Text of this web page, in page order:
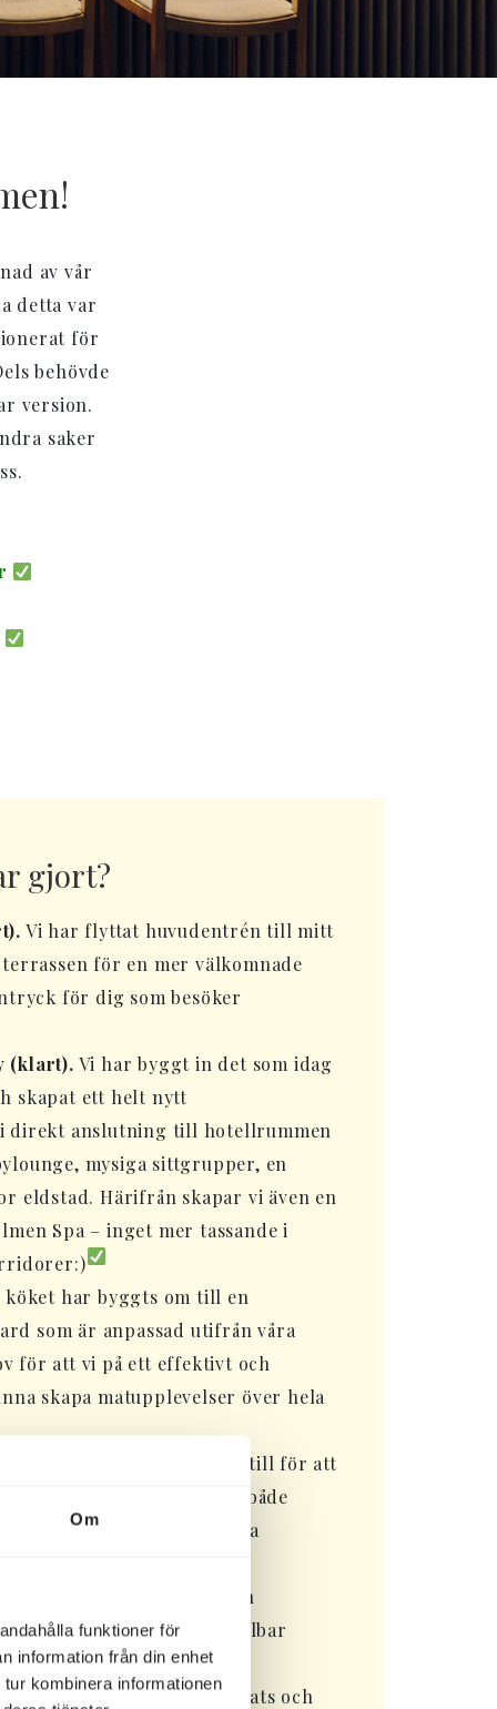
Om
funktioner för
information från din enhet
kombinera informationen
av vår
detta var
för
behövde
version.
saker
gjort?
Vi har flyttat huvudentrén till mitt
för en mer välkomnade
för dig som besöker
(klart). Vi har byggt in det som idag
skapat ett helt nytt
direkt anslutning till hotellrummen
mysiga sittgrupper, en
eldstad. Härifrån skapar vi även en
Spa – inget mer tassande i
köket har byggts om till en
som är anpassad utifrån våra
för att vi på ett effektivt och
skapa matupplevelser över hela
Har byggts om och till för att
och känsla för både
större sällskap. Den nya
Ventilation och annan
för en bättre och mer hållbar
Hela spat har renoverats och